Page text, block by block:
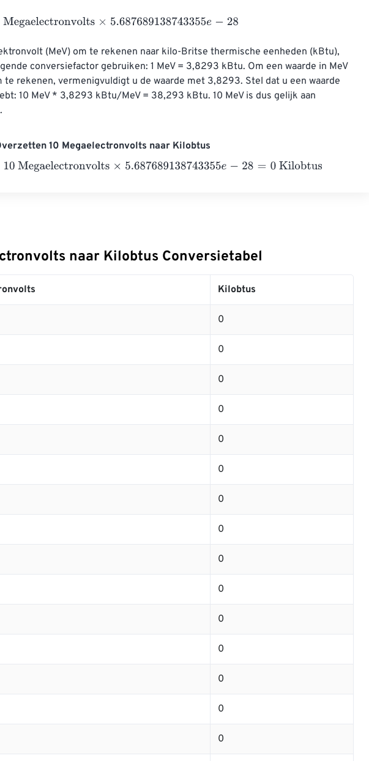
×5.687689138743355e-28
(MeV) om te rekenen naar kilo-Britse thermische eenheden (kBtu),
conversiefactor gebruiken: 1 MeV = 3,8293 kBtu. Om een ​​waarde in MeV
te rekenen, vermenigvuldigt u de waarde met 3,8293. Stel dat u een waarde
10 MeV * 3,8293 kBtu/MeV = 38,293 kBtu. 10 MeV is dus gelijk aan
10 Megaelectronvolts naar Kilobtus
×5.687689138743355e-28=0 Kilobtus
naar Kilobtus Conversietabel
Kilobtus
0
0
0
0
0
0
0
0
0
0
0
0
0
0
0